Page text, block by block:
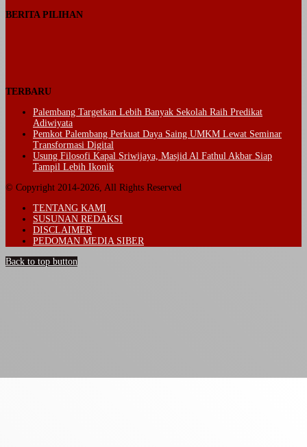
BERITA PILIHAN
TERBARU
Palembang Targetkan Lebih Banyak Sekolah Raih Predikat
Adiwiyata
Pemkot Palembang Perkuat Daya Saing UMKM Lewat Seminar
Transformasi Digital
Usung Filosofi Kapal Sriwijaya, Masjid Al Fathul Akbar Siap
Tampil Lebih Ikonik
© Copyright 2014-2026, All Rights Reserved
TENTANG KAMI
SUSUNAN REDAKSI
DISCLAIMER
PEDOMAN MEDIA SIBER
Back to top button